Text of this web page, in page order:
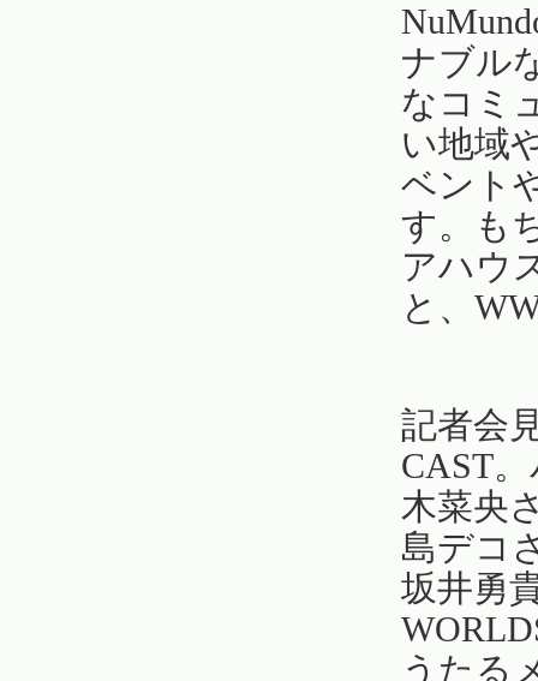
ナブル
なコミ
い地域
ベント
す。も
アハウ
と、
記者会
CAST
木菜央
島デコ
坂井勇
うたる